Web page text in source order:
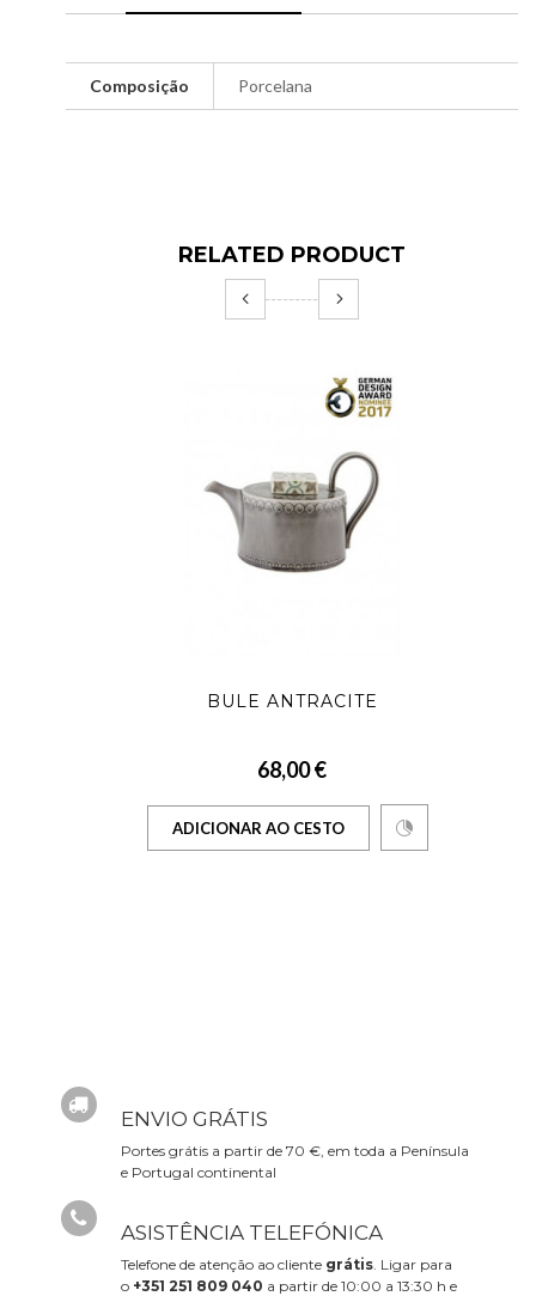
Composição Porcelana
RELATED PRODUCT
BULE ANTRACITE
68,00 €
ADICIONAR AO CESTO
ENVIO GRÁTIS
Portes grátis a partir de 70 €, em toda a Península
e Portugal continental
ASISTÊNCIA TELEFÓNICA
Telefone de atenção ao cliente grátis. Ligar para
o +351 251 809 040 a partir de 10:00 a 13:30 h e